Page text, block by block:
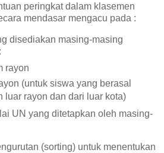
peringkat dalam klasemen
mendasar mengacu pada :
disediakan masing-masing
rayon
(untuk siswa yang berasal
luar rayon dan dari luar kota)
UN yang ditetapkan oleh masing-
(sorting) untuk menentukan